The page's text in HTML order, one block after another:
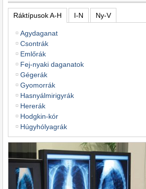
Ráktípusok A-H I-N Ny-V
Agydaganat
Csontrák
Emlőrák
Fej-nyaki daganatok
Gégerák
Gyomorrák
Hasnyálmirigyrák
Hererák
Hodgkin-kór
Húgyhólyagrák